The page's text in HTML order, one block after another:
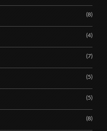
(8)
(4)
(7)
(5)
(5)
(8)